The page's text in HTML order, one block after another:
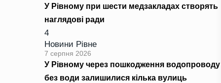
У Рівному при шести медзакладах створять
наглядові ради
4
Новини Рівне
7 серпня 2026
У Рівному через пошкодження водопроводу
без води залишилися кілька вулиць